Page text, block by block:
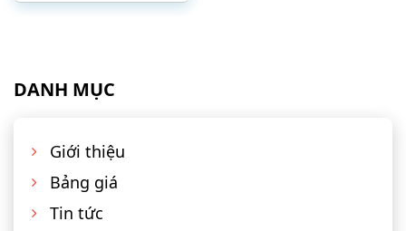
DANH MỤC
Giới thiệu
Bảng giá
Tin tức